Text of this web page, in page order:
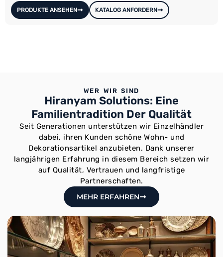
PRODUKTE ANSEHEN KATALOG ANFORDERN
WER WIR SIND
Hiranyam Solutions: Eine
Familientradition Der Qualität
Seit Generationen unterstützen wir Einzelhändler
dabei, ihren Kunden schöne Wohn- und
Dekorationsartikel anzubieten. Dank unserer
langjährigen Erfahrung in diesem Bereich setzen wir
auf Qualität, Vertrauen und langfristige
Partnerschaften.
MEHR ERFAHREN